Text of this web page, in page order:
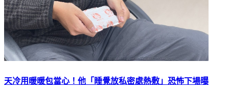
天冷用暖暖包當心！他「睡覺放私密處熱敷」恐怖下場曝